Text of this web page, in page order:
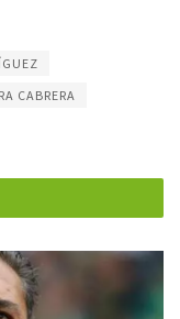
CABRERA